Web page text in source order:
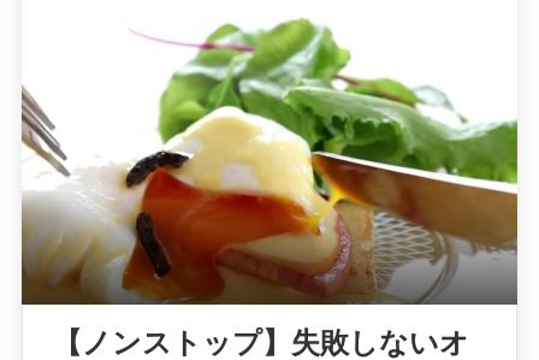
【ノンストップ】失敗しないオ